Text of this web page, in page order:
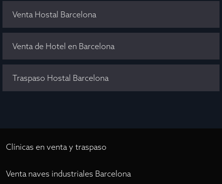
Venta Hostal Barcelona
Venta de Hotel en Barcelona
Traspaso Hostal Barcelona
Clínicas en venta y traspaso
Venta naves industriales Barcelona